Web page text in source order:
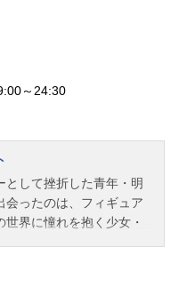
～24:30
として挫折した青年・明
会ったのは、フィギュア
世界に憧れを抱く少女・